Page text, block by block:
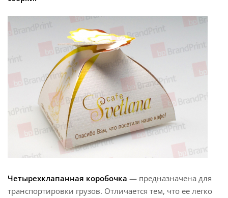
Четырехклапанная коробочка — предназначена для
транспортировки грузов. Отличается тем, что ее легко